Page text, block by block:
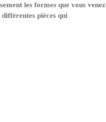
les formes que vous venez
pièces qui